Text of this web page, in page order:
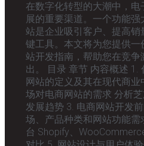
在数字化转型的大潮中，
展的重要渠道。一个功能
站是企业吸引客户、提高
键工具。本文将为您提供一
站开发指南，帮助您在竞争
出。 目录 章节 内容概述 1.
网站的定义及其在现代商
场对电商网站的需求 分析
发展趋势 3. 电商网站开发
场、产品种类和网站功能需
台 Shopify、